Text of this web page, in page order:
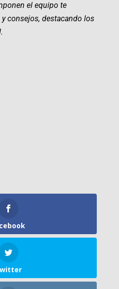
el equipo te
consejos, destacando los